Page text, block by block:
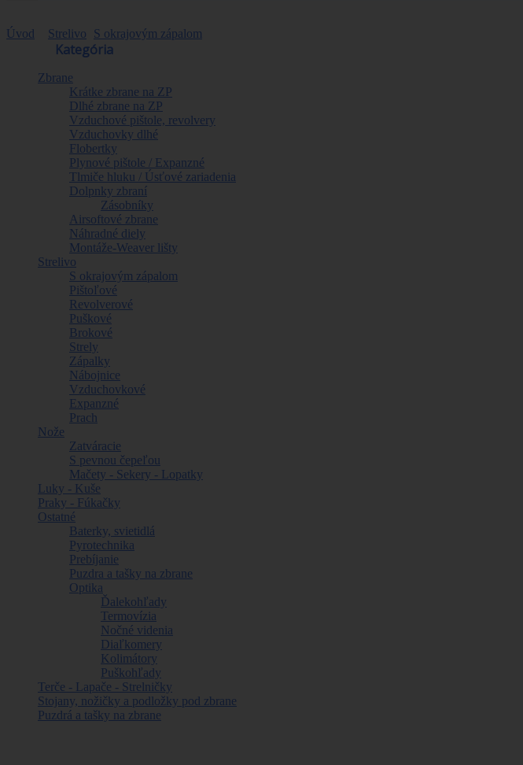
Úvod Strelivo S okrajovým zápalom
Kategória
Zbrane
Krátke zbrane na ZP
Dlhé zbrane na ZP
Vzduchové pištole, revolvery
Vzduchovky dlhé
Flobertky
Plynové pištole / Expanzné
Tlmiče hluku / Úsťové zariadenia
Dolpnky zbraní
Zásobníky
Airsoftové zbrane
Náhradné diely
Montáže-Weaver lišty
Strelivo
S okrajovým zápalom
Pištoľové
Revolverové
Puškové
Brokové
Strely
Zápalky
Nábojnice
Vzduchovkové
Expanzné
Prach
Nože
Zatváracie
S pevnou čepeľou
Mačety - Sekery - Lopatky
Luky - Kuše
Praky - Fúkačky
Ostatné
Baterky, svietidlá
Pyrotechnika
Prebíjanie
Puzdra a tašky na zbrane
Optika
Ďalekohľady
Termovízia
Nočné videnia
Diaľkomery
Kolimátory
Puškohľady
Terče - Lapače - Strelničky
Stojany, nožičky a podložky pod zbrane
Puzdrá a tašky na zbrane